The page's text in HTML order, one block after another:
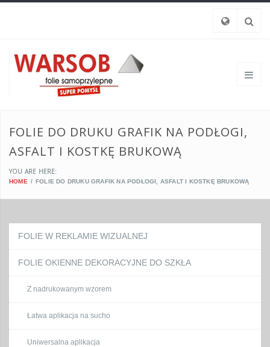
FOLIE DO DRUKU GRAFIK NA PODŁOGI,
ASFALT I KOSTKĘ BRUKOWĄ
YOU ARE HERE:
HOME FOLIE DO DRUKU GRAFIK NA PODŁOGI, ASFALT I KOSTKĘ BRUKOWĄ
FOLIE W REKLAMIE WIZUALNEJ
FOLIE OKIENNE DEKORACYJNE DO SZKŁA
Z nadrukowanym wzorem
Łatwa aplikacja na sucho
Uniwersalna aplikacja